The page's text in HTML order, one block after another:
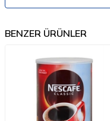
BENZER ÜRÜNLER